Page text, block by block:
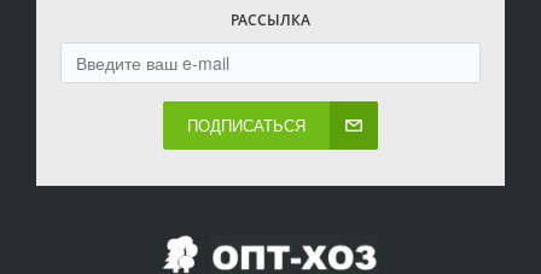
РАССЫЛКА
ПОДПИСАТЬСЯ